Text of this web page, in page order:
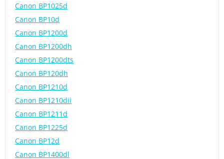
Canon BP1025d
Canon BP10d
Canon BP1200d
Canon BP1200dh
Canon BP1200dts
Canon BP120dh
Canon BP1210d
Canon BP1210dii
Canon BP1211d
Canon BP1225d
Canon BP12d
Canon BP1400dl